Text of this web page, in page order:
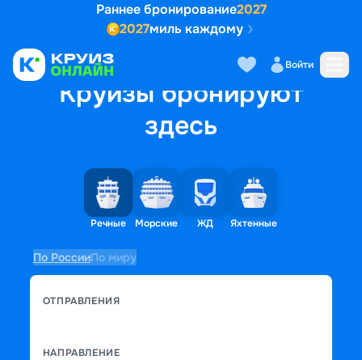
Раннее бронирование2027
2027миль каждому
Войти
Круизы бронируют
здесь
Речные Морские ЖД Яхтенные
По РоссииПо миру
ОТПРАВЛЕНИЯ
НАПРАВЛЕНИЕ